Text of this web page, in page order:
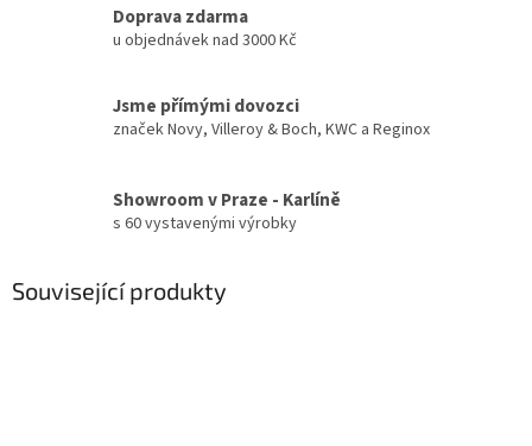
Doprava zdarma
u objednávek nad 3000 Kč
Jsme přímými dovozci
značek Novy, Villeroy & Boch, KWC a Reginox
Showroom v Praze - Karlíně
s 60 vystavenými výrobky
Související produkty